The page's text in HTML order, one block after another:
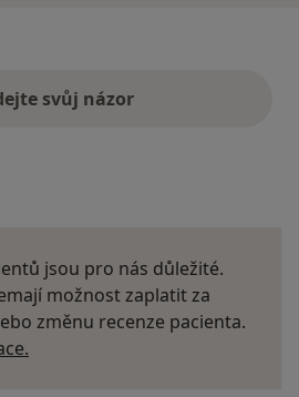
svůj názor
jsou pro nás důležité.
možnost zaplatit za
změnu recenze pacienta.